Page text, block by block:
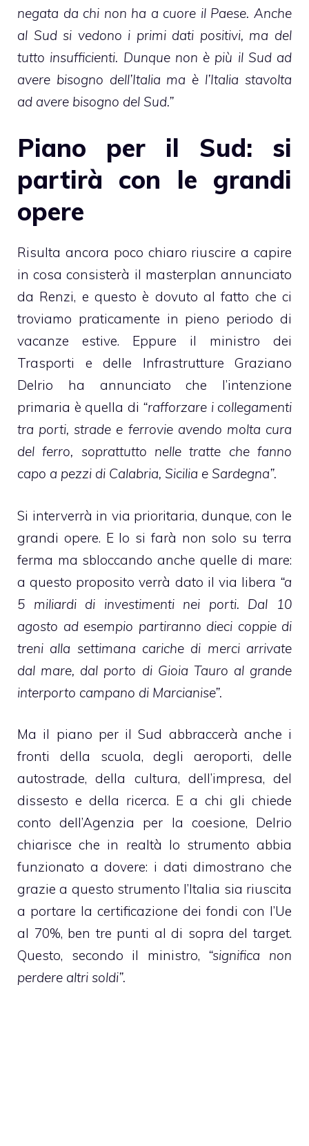
negata da chi non ha a cuore il Paese. Anche
al Sud si vedono i primi dati positivi, ma del
tutto insufficienti. Dunque non è più il Sud ad
avere bisogno dell’Italia ma è l’Italia stavolta
ad avere bisogno del Sud.”
Piano per il Sud: si
partirà con le grandi
opere
Risulta ancora poco chiaro riuscire a capire
in cosa consisterà il masterplan annunciato
da Renzi, e questo è dovuto al fatto che ci
troviamo praticamente in pieno periodo di
vacanze estive. Eppure il ministro dei
Trasporti e delle Infrastrutture Graziano
Delrio ha annunciato che l’intenzione
primaria è quella di “rafforzare i collegamenti
tra porti, strade e ferrovie avendo molta cura
del ferro, soprattutto nelle tratte che fanno
capo a pezzi di Calabria, Sicilia e Sardegna”.
Si interverrà in via prioritaria, dunque, con le
grandi opere. E lo si farà non solo su terra
ferma ma sbloccando anche quelle di mare:
a questo proposito verrà dato il via libera “a
5 miliardi di investimenti nei porti. Dal 10
agosto ad esempio partiranno dieci coppie di
treni alla settimana cariche di merci arrivate
dal mare, dal porto di Gioia Tauro al grande
interporto campano di Marcianise”.
Ma il piano per il Sud abbraccerà anche i
fronti della scuola, degli aeroporti, delle
autostrade, della cultura, dell’impresa, del
dissesto e della ricerca. E a chi gli chiede
conto dell’Agenzia per la coesione, Delrio
chiarisce che in realtà lo strumento abbia
funzionato a dovere: i dati dimostrano che
grazie a questo strumento l’Italia sia riuscita
a portare la certificazione dei fondi con l’Ue
al 70%, ben tre punti al di sopra del target.
Questo, secondo il ministro, “significa non
perdere altri soldi”.